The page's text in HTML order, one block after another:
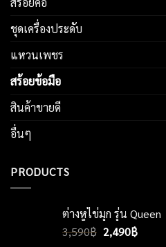
ชุดเครื่องประดับ
แหวนเพชร
สร้อยข้อมือ
สินค้าขายดี
อื่นๆ
PRODUCTS
ต่างหูไข่มุก รุ่น Queen
3,590฿ Original
2,490฿Current